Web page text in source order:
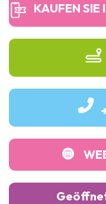
UNESCO erbe
KAUFEN SIE